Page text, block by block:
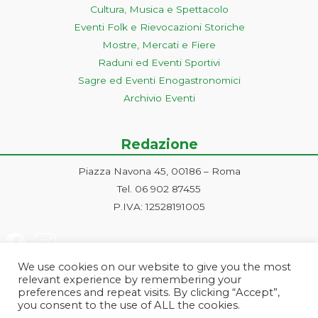
Cultura, Musica e Spettacolo
Eventi Folk e Rievocazioni Storiche
Mostre, Mercati e Fiere
Raduni ed Eventi Sportivi
Sagre ed Eventi Enogastronomici
Archivio Eventi
Redazione
Piazza Navona 45, 00186 – Roma
Tel. 06 902 87455
P.IVA: 12528191005
We use cookies on our website to give you the most
relevant experience by remembering your
preferences and repeat visits. By clicking “Accept”,
you consent to the use of ALL the cookies.